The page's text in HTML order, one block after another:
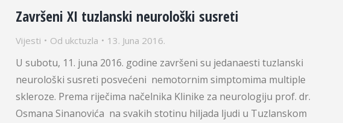
Završeni XI tuzlanski neurološki susreti
Vijesti Od ukctuzla 13. Juna 2016.
U subotu, 11. juna 2016. godine završeni su jedanaesti tuzlanski
neurološki susreti posvećeni nemotornim simptomima multiple
skleroze. Prema riječima načelnika Klinike za neurologiju prof. dr.
Osmana Sinanovića na svakih stotinu hiljada ljudi u Tuzlanskom